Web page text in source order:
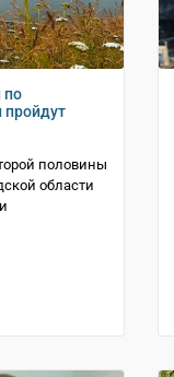
по
пройдут
половины
области